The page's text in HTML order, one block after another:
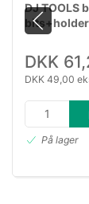
DJ TOOLS
bits+holder
DKK
DKK 49,00
På lager